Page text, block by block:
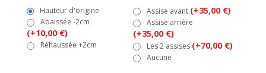
Hauteur d'origine
Abaissée -2cm
(+10,00 €)
Réhaussée +2cm
Assise avant (+35,00 €)
Assise arrière
(+35,00 €)
Les 2 assises (+70,00 €)
Aucune